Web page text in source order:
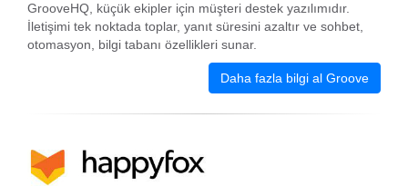
GrooveHQ, küçük ekipler için müşteri destek yazılımıdır.
İletişimi tek noktada toplar, yanıt süresini azaltır ve sohbet,
otomasyon, bilgi tabanı özellikleri sunar.
Daha fazla bilgi al Groove